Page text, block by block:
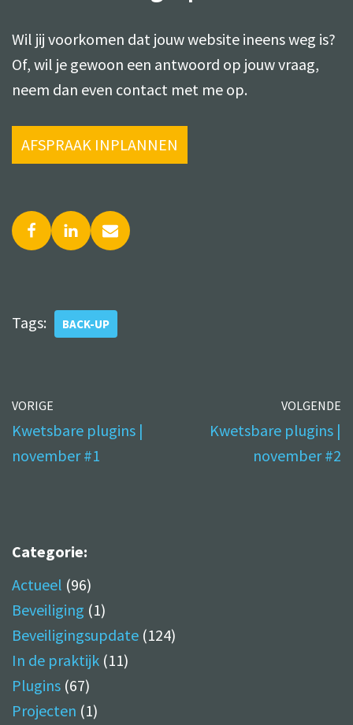
Wil jij voorkomen dat jouw website ineens weg is?
Of, wil je gewoon een antwoord op jouw vraag,
neem dan even contact met me op.
AFSPRAAK INPLANNEN
Tags: BACK-UP
VORIGE
Kwetsbare plugins |
november #1
VOLGENDE
Kwetsbare plugins |
november #2
Categorie:
Actueel (96)
Beveiliging (1)
Beveiligingsupdate (124)
In de praktijk (11)
Plugins (67)
Projecten (1)